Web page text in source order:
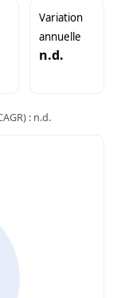
Variation
annuelle
n.d.
: n.d.